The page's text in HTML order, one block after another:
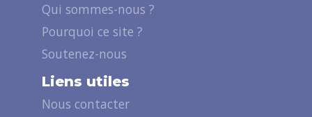
Qui sommes-nous ?
Pourquoi ce site ?
Soutenez-nous
Liens utiles
Nous contacter